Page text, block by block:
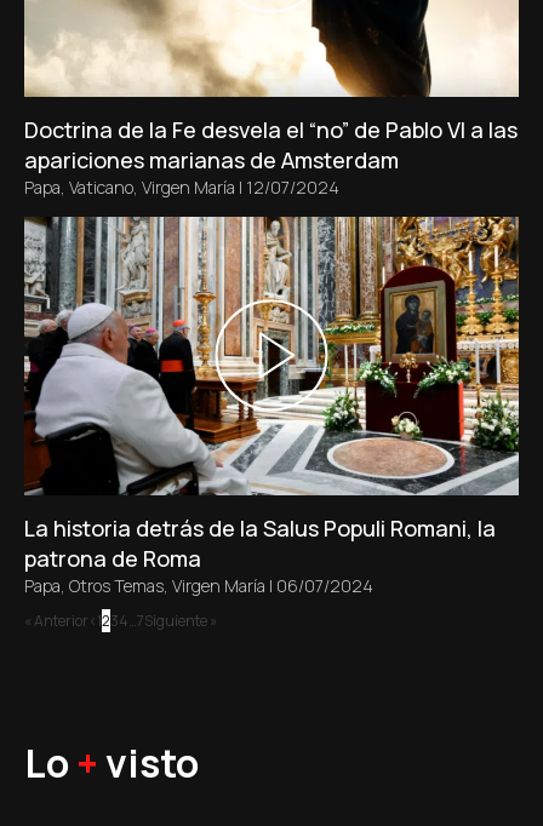
Doctrina de la Fe desvela el “no” de Pablo VI a las
apariciones marianas de Amsterdam
Papa, Vaticano, Virgen María | 12/07/2024
La historia detrás de la Salus Populi Romani, la
patrona de Roma
Papa, Otros Temas, Virgen María | 06/07/2024
« Anterior 1234…7Siguiente »
Lo +visto